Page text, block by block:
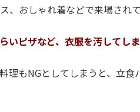
おしゃれ着などで来場され
いピザなど、衣服を汚してし
もNGとしてしまうと、立食